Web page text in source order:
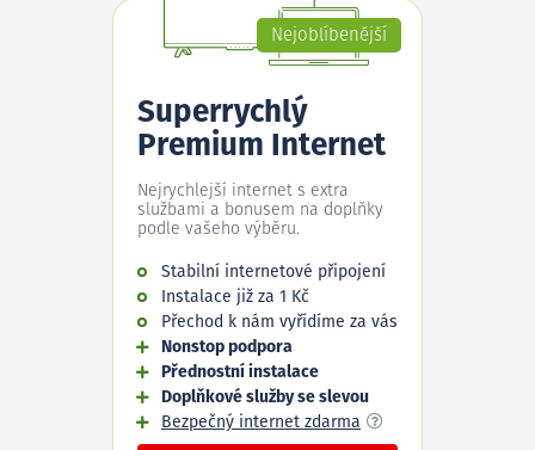
Nejoblíbenější
Superrychlý
Premium Internet
Nejrychlejší internet s extra
službami a bonusem na doplňky
podle vašeho výběru.
Stabilní internetové připojení
Instalace již za 1 Kč
Přechod k nám vyřídíme za vás
Nonstop podpora
Přednostní instalace
Doplňkové služby se slevou
Bezpečný internet zdarma